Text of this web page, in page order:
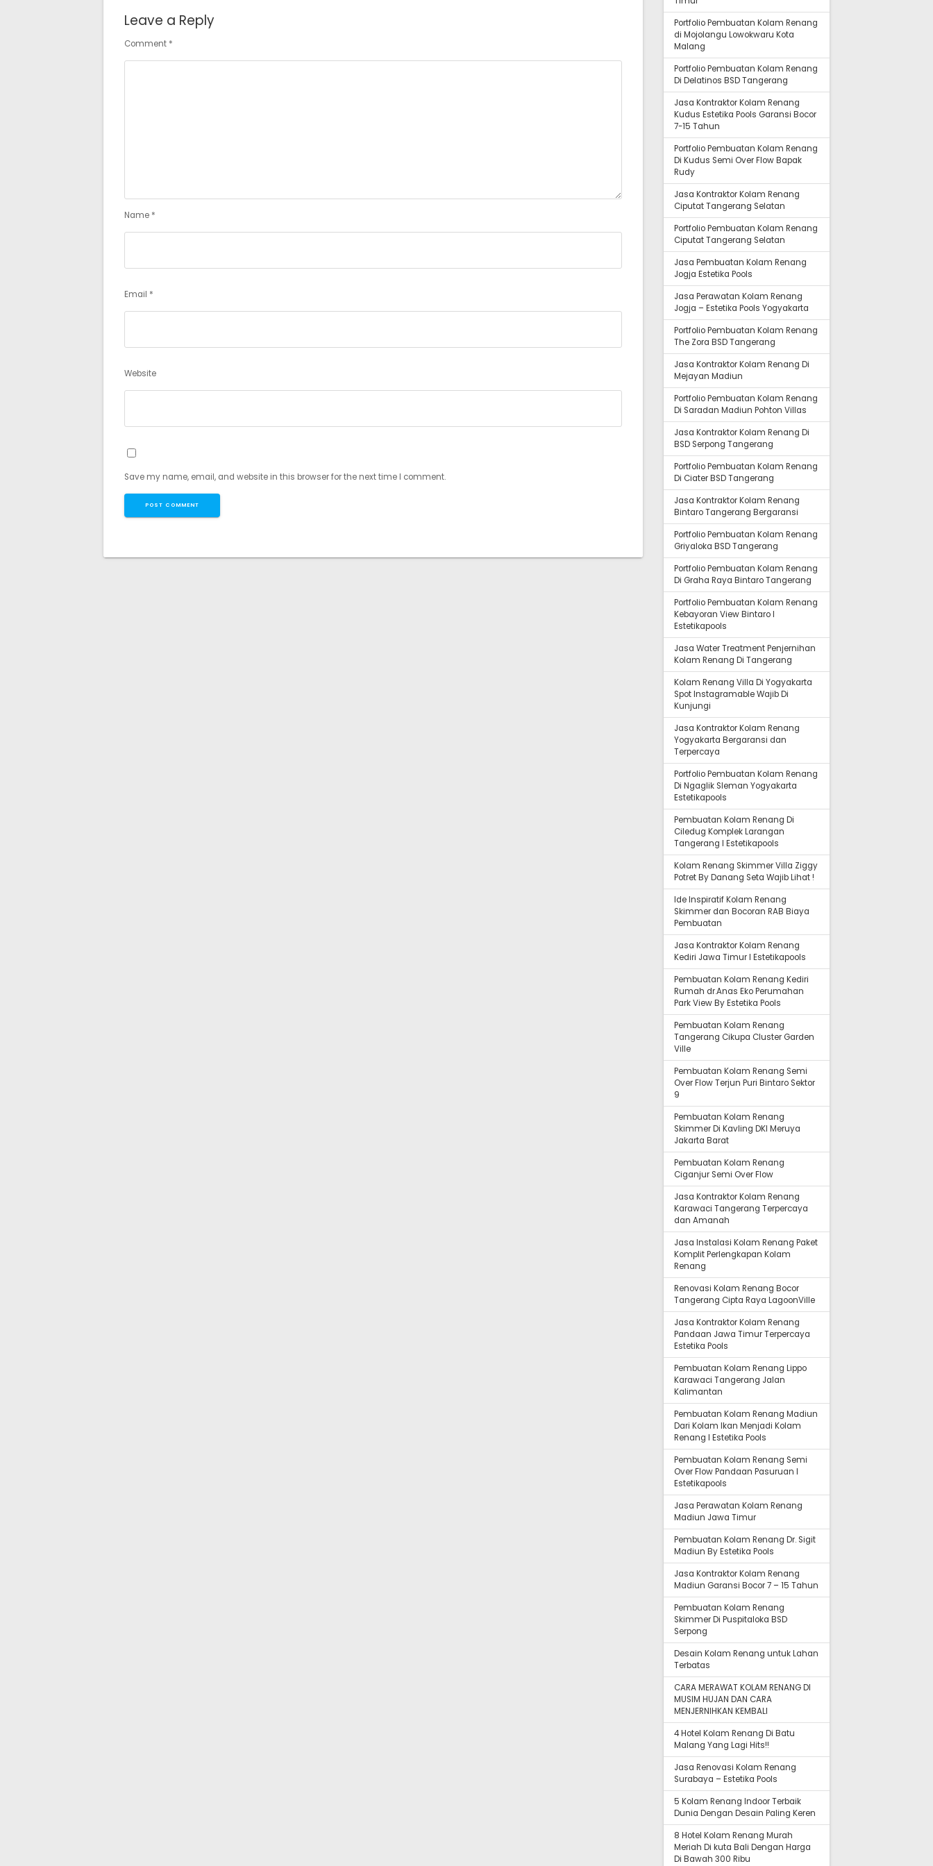
Leave a Reply
Comment *
Name *
Email *
Website
Save my name, email, and website in this browser for the next time I comment.
Portfolio Pembuatan Kolam Renang
di Mojolangu Lowokwaru Kota
Malang
Portfolio Pembuatan Kolam Renang
Di Delatinos BSD Tangerang
Jasa Kontraktor Kolam Renang
Kudus Estetika Pools Garansi Bocor
7-15 Tahun
Portfolio Pembuatan Kolam Renang
Di Kudus Semi Over Flow Bapak
Rudy
Jasa Kontraktor Kolam Renang
Ciputat Tangerang Selatan
Portfolio Pembuatan Kolam Renang
Ciputat Tangerang Selatan
Jasa Pembuatan Kolam Renang
Jogja Estetika Pools
Jasa Perawatan Kolam Renang
Jogja – Estetika Pools Yogyakarta
Portfolio Pembuatan Kolam Renang
The Zora BSD Tangerang
Jasa Kontraktor Kolam Renang Di
Mejayan Madiun
Portfolio Pembuatan Kolam Renang
Di Saradan Madiun Pohton Villas
Jasa Kontraktor Kolam Renang Di
BSD Serpong Tangerang
Portfolio Pembuatan Kolam Renang
Di Ciater BSD Tangerang
Jasa Kontraktor Kolam Renang
Bintaro Tangerang Bergaransi
Portfolio Pembuatan Kolam Renang
Griyaloka BSD Tangerang
Portfolio Pembuatan Kolam Renang
Di Graha Raya Bintaro Tangerang
Portfolio Pembuatan Kolam Renang
Kebayoran View Bintaro I
Estetikapools
Jasa Water Treatment Penjernihan
Kolam Renang Di Tangerang
Kolam Renang Villa Di Yogyakarta
Spot Instagramable Wajib Di
Kunjungi
Jasa Kontraktor Kolam Renang
Yogyakarta Bergaransi dan
Terpercaya
Portfolio Pembuatan Kolam Renang
Di Ngaglik Sleman Yogyakarta
Estetikapools
Pembuatan Kolam Renang Di
Ciledug Komplek Larangan
Tangerang I Estetikapools
Kolam Renang Skimmer Villa Ziggy
Potret By Danang Seta Wajib Lihat !
Ide Inspiratif Kolam Renang
Skimmer dan Bocoran RAB Biaya
Pembuatan
Jasa Kontraktor Kolam Renang
Kediri Jawa Timur I Estetikapools
Pembuatan Kolam Renang Kediri
Rumah dr.Anas Eko Perumahan
Park View By Estetika Pools
Pembuatan Kolam Renang
Tangerang Cikupa Cluster Garden
Ville
Pembuatan Kolam Renang Semi
Over Flow Terjun Puri Bintaro Sektor
9
Pembuatan Kolam Renang
Skimmer Di Kavling DKI Meruya
Jakarta Barat
Pembuatan Kolam Renang
Ciganjur Semi Over Flow
Jasa Kontraktor Kolam Renang
Karawaci Tangerang Terpercaya
dan Amanah
Jasa Instalasi Kolam Renang Paket
Komplit Perlengkapan Kolam
Renang
Renovasi Kolam Renang Bocor
Tangerang Cipta Raya LagoonVille
Jasa Kontraktor Kolam Renang
Pandaan Jawa Timur Terpercaya
Estetika Pools
Pembuatan Kolam Renang Lippo
Karawaci Tangerang Jalan
Kalimantan
Pembuatan Kolam Renang Madiun
Dari Kolam Ikan Menjadi Kolam
Renang I Estetika Pools
Pembuatan Kolam Renang Semi
Over Flow Pandaan Pasuruan I
Estetikapools
Jasa Perawatan Kolam Renang
Madiun Jawa Timur
Pembuatan Kolam Renang Dr. Sigit
Madiun By Estetika Pools
Jasa Kontraktor Kolam Renang
Madiun Garansi Bocor 7 – 15 Tahun
Pembuatan Kolam Renang
Skimmer Di Puspitaloka BSD
Serpong
Desain Kolam Renang untuk Lahan
Terbatas
CARA MERAWAT KOLAM RENANG DI
MUSIM HUJAN DAN CARA
MENJERNIHKAN KEMBALI
4 Hotel Kolam Renang Di Batu
Malang Yang Lagi Hits!!
Jasa Renovasi Kolam Renang
Surabaya – Estetika Pools
5 Kolam Renang Indoor Terbaik
Dunia Dengan Desain Paling Keren
8 Hotel Kolam Renang Murah
Meriah Di kuta Bali Dengan Harga
Di Bawah 300 Ribu